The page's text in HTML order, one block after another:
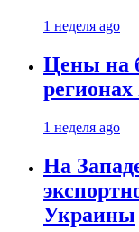
1 неделя ago
Цены на
1 неделя ago
На
Украины